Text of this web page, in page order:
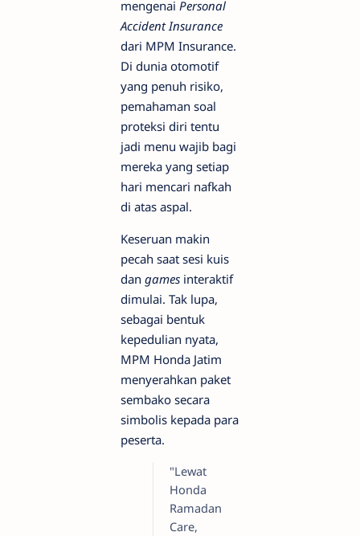
mengenai Personal
Accident Insurance
dari MPM Insurance.
Di dunia otomotif
yang penuh risiko,
pemahaman soal
proteksi diri tentu
jadi menu wajib bagi
mereka yang setiap
hari mencari nafkah
di atas aspal.
​Keseruan makin
pecah saat sesi kuis
dan games interaktif
dimulai. Tak lupa,
sebagai bentuk
kepedulian nyata,
MPM Honda Jatim
menyerahkan paket
sembako secara
simbolis kepada para
peserta.
​"Lewat
Honda
Ramadan
Care,